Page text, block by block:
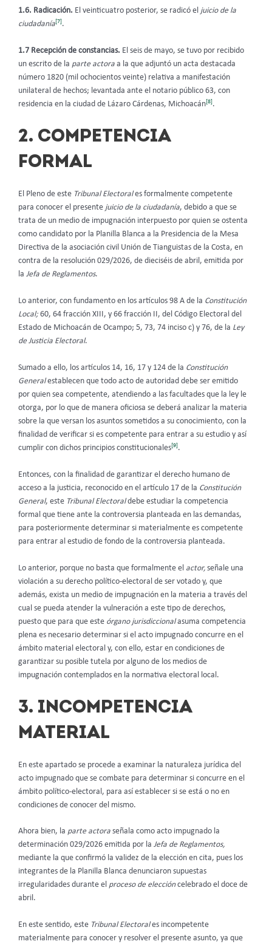
1.6. Radicación. El veinticuatro posterior, se radicó el juicio de la
ciudadanía[7].
1.7 Recepción de constancias. El seis de mayo, se tuvo por recibido
un escrito de la parte actora a la que adjuntó un acta destacada
número 1820 (mil ochocientos veinte) relativa a manifestación
unilateral de hechos; levantada ante el notario público 63, con
residencia en la ciudad de Lázaro Cárdenas, Michoacán[8].
2. COMPETENCIA
FORMAL
El Pleno de este Tribunal Electorales formalmente competente
para conocer el presente juicio de la ciudadanía, debido a que se
trata de un medio de impugnación interpuesto por quien se ostenta
como candidato por la Planilla Blanca a la Presidencia de la Mesa
Directiva de la asociación civil Unión de Tianguistas de la Costa, en
contra de la resolución 029/2026, de dieciséis de abril, emitida por
la Jefa de Reglamentos.
Lo anterior, con fundamento en los artículos 98 A de la Constitución
Local; 60, 64 fracción XIII, y 66 fracción II, del Código Electoral del
Estado de Michoacán de Ocampo; 5, 73, 74 inciso c) y 76, de la Ley
de Justicia Electoral.
Sumado a ello, los artículos 14, 16, 17 y 124 de la Constitución
Generalestablecen que todo acto de autoridad debe ser emitido
por quien sea competente, atendiendo a las facultades que la ley le
otorga, por lo que de manera oficiosa se deberá analizar la materia
sobre la que versan los asuntos sometidos a su conocimiento, con la
finalidad de verificar si es competente para entrar a su estudio y así
cumplir con dichos principios constitucionales[9].
Entonces, con la finalidad de garantizar el derecho humano de
acceso a la justicia, reconocido en el artículo 17 de la Constitución
General, este Tribunal Electoraldebe estudiar la competencia
formal que tiene ante la controversia planteada en las demandas,
para posteriormente determinar si materialmente es competente
para entrar al estudio de fondo de la controversia planteada.
Lo anterior, porque no basta que formalmente el actor, señale una
violación a su derecho político-electoral de ser votado y, que
además, exista un medio de impugnación en la materia a través del
cual se pueda atender la vulneración a este tipo de derechos,
puesto que para que este órgano jurisdiccionalasuma competencia
plena es necesario determinar si el acto impugnado concurre en el
ámbito material electoral y, con ello, estar en condiciones de
garantizar su posible tutela por alguno de los medios de
impugnación contemplados en la normativa electoral local.
3. INCOMPETENCIA
MATERIAL
En este apartado se procede a examinar la naturaleza jurídica del
acto impugnado que se combate para determinar si concurre en el
ámbito político-electoral, para así establecer si se está o no en
condiciones de conocer del mismo.
Ahora bien, la parte actora señala como acto impugnado la
determinación 029/2026 emitida por la Jefa de Reglamentos,
mediante la que confirmó la validez de la elección en cita, pues los
integrantes de la Planilla Blanca denunciaron supuestas
irregularidades durante el proceso de eleccióncelebrado el doce de
abril .
En este sentido, este Tribunal Electorales incompetente
materialmente para conocer y resolver el presente asunto, ya que